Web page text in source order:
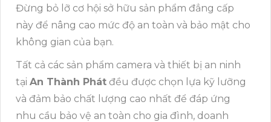
Đừng bỏ lỡ cơ hội sở hữu sản phẩm đẳng cấp
này để nâng cao mức độ an toàn và bảo mật cho
không gian của bạn.
Tất cả các sản phẩm camera và thiết bị an ninh
tại An Thành Phát đều được chọn lựa kỹ lưỡng
và đảm bảo chất lượng cao nhất để đáp ứng
nhu cầu bảo vệ an toàn cho gia đình, doanh